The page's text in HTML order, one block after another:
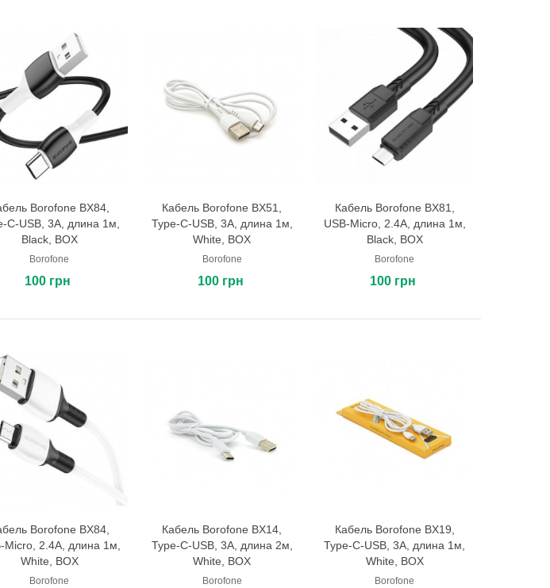
В корзину
Borofone BX84,
C-USB, 3A, длина 1м,
Black, BOX
Borofone
100 грн
В корзину
Кабель Borofone BX51,
Type-C-USB, 3A, длина 1м,
White, BOX
Borofone
100 грн
В корзину
Кабель Borofone BX81,
USB-Micro, 2.4A, длина 1м,
Black, BOX
Borofone
100 грн
В корзину
Borofone BX84,
Micro, 2.4A, длина 1м,
White, BOX
Borofone
В корзину
Кабель Borofone BX14,
Type-C-USB, 3A, длина 2м,
White, BOX
Borofone
В корзину
Кабель Borofone BX19,
Type-C-USB, 3A, длина 1м,
White, BOX
Borofone